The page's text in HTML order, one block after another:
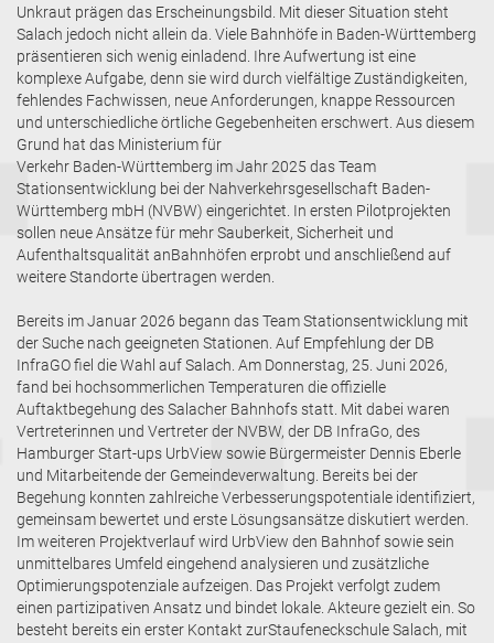
Unkraut prägen das Erscheinungsbild. Mit dieser Situation steht
Salach jedoch nicht allein da. Viele Bahnhöfe in Baden-Württemberg
präsentieren sich wenig einladend. Ihre Aufwertung ist eine
komplexe Aufgabe, denn sie wird durch vielfältige Zuständigkeiten,
fehlendes Fachwissen, neue Anforderungen, knappe Ressourcen
und unterschiedliche örtliche Gegebenheiten erschwert. Aus diesem
Grund hat das Ministerium für
Verkehr Baden-Württemberg im Jahr 2025 das Team
Stationsentwicklung bei der Nahverkehrsgesellschaft Baden-
Württemberg mbH (NVBW) eingerichtet. In ersten Pilotprojekten
sollen neue Ansätze für mehr Sauberkeit, Sicherheit und
Aufenthaltsqualität anBahnhöfen erprobt und anschließend auf
weitere Standorte übertragen werden.
Bereits im Januar 2026 begann das Team Stationsentwicklung mit
der Suche nach geeigneten Stationen. Auf Empfehlung der DB
InfraGO fiel die Wahl auf Salach. Am Donnerstag, 25. Juni 2026,
fand bei hochsommerlichen Temperaturen die offizielle
Auftaktbegehung des Salacher Bahnhofs statt. Mit dabei waren
Vertreterinnen und Vertreter der NVBW, der DB InfraGo, des
Hamburger Start-ups UrbView sowie Bürgermeister Dennis Eberle
und Mitarbeitende der Gemeindeverwaltung. Bereits bei der
Begehung konnten zahlreiche Verbesserungspotentiale identifiziert,
gemeinsam bewertet und erste Lösungsansätze diskutiert werden.
Im weiteren Projektverlauf wird UrbView den Bahnhof sowie sein
unmittelbares Umfeld eingehend analysieren und zusätzliche
Optimierungspotenziale aufzeigen. Das Projekt verfolgt zudem
einen partizipativen Ansatz und bindet lokale. Akteure gezielt ein. So
besteht bereits ein erster Kontakt zurStaufeneckschule Salach, mit